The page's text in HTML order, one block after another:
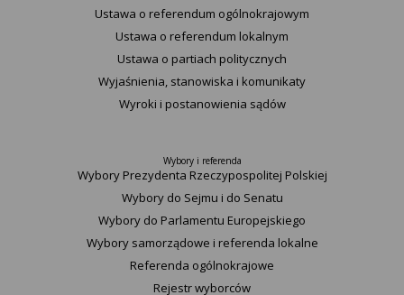
Ustawa o referendum ogólnokrajowym
Ustawa o referendum lokalnym
Ustawa o partiach politycznych
Wyjaśnienia, stanowiska i komunikaty
Wyroki i postanowienia sądów
Wybory i referenda
Wybory Prezydenta Rzeczypospolitej Polskiej
Wybory do Sejmu i do Senatu
Wybory do Parlamentu Europejskiego
Wybory samorządowe i referenda lokalne
Referenda ogólnokrajowe
Rejestr wyborców